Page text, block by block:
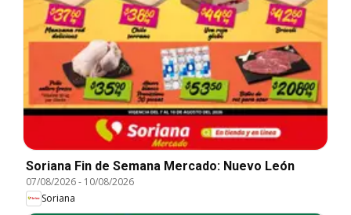
Soriana Fin de Semana Mercado: Nuevo León
07/08/2026- 10/08/2026
Soriana